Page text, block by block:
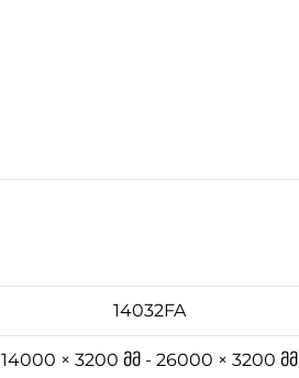
14032FA
14000 × 3200 მმ - 26000 × 3200 მმ